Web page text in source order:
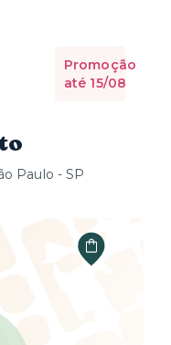
Promoção
até 15/08
Paulo - SP